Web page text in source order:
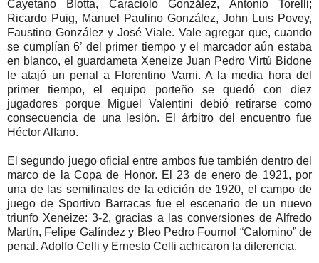
Cayetano Blotta, Caraciolo González, Antonio Torelli;
Ricardo Puig, Manuel Paulino González, John Luis Povey,
Faustino González y José Viale. Vale agregar que, cuando
se cumplían 6’ del primer tiempo y el marcador aún estaba
en blanco, el guardameta Xeneize Juan Pedro Virtú Bidone
le atajó un penal a Florentino Varni. A la media hora del
primer tiempo, el equipo porteño se quedó con diez
jugadores porque Miguel Valentini debió retirarse como
consecuencia de una lesión. El árbitro del encuentro fue
Héctor Alfano.
El segundo juego oficial entre ambos fue también dentro del
marco de la Copa de Honor. El 23 de enero de 1921, por
una de las semifinales de la edición de 1920, el campo de
juego de Sportivo Barracas fue el escenario de un nuevo
triunfo Xeneize: 3-2, gracias a las conversiones de Alfredo
Martín, Felipe Galíndez y Bleo Pedro Fournol “Calomino” de
penal. Adolfo Celli y Ernesto Celli achicaron la diferencia.